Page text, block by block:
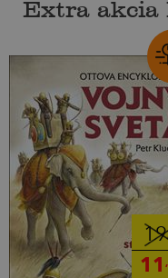
Extra akcia
19
11